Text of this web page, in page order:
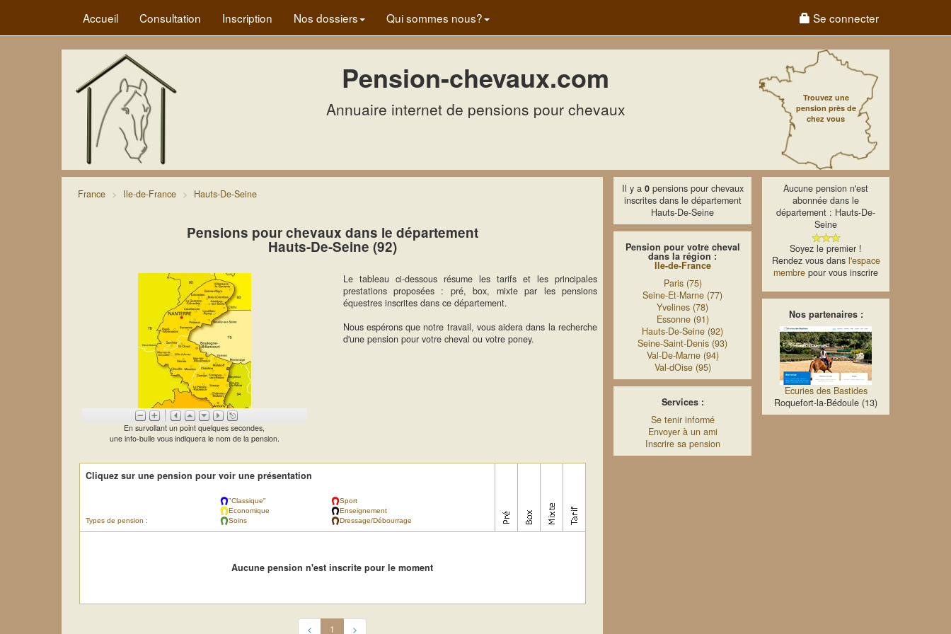
Accueil Consultation Inscription Nos dossiers Qui sommes nous? Se connecter
Pension-chevaux.com
Annuaire internet de pensions pour chevaux
Trouvez une
pension près de
chez vous
France Ile-de-France Hauts-De-Seine
Pensions pour chevaux dans le département
Hauts-De-Seine (92)
En survollant un point quelques secondes,
une info-bulle vous indiquera le nom de la pension.
Le tableau ci-dessous résume les tarifs et les principales
prestations proposées : pré, box, mixte par les pensions
équestres inscrites dans ce département.
Nous espérons que notre travail, vous aidera dans la recherche
d'une pension pour votre cheval ou votre poney.
Cliquez sur une pension pour voir une présentation
Types de pension :
"Classique"
Economique
Soins
Sport
Enseignement
Dressage/Débourrage
Aucune pension n'est inscrite pour le moment
< 1 >
Il y a 0pensions pour chevaux
inscrites dans le département
Hauts-De-Seine
Pension pour votre cheval
dans la région :
Ile-de-France
Paris (75)
Seine-Et-Marne (77)
Yvelines (78)
Essonne (91)
Hauts-De-Seine (92)
Seine-Saint-Denis (93)
Val-De-Marne (94)
Val-dOise (95)
Services :
Se tenir informé
Envoyer à un ami
Inscrire sa pension
Aucune pension n'est
abonnée dans le
département : Hauts-De-
Seine
Soyez le premier !
Rendez vous dans l'espace
membre pour vous inscrire
Nos partenaires :
Ecuries des Bastides
Roquefort-la-Bédoule (13)